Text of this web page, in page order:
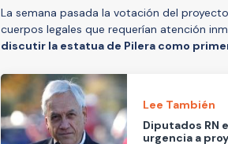
La semana pasada la votación del
cuerpos legales que requerían atención
discutir la estatua de Pilera como
Lee También
Diputados RN
urgencia a